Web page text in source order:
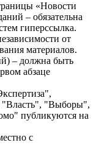
«Новости
– обязательна
гиперссылка.
от
материалов.
– должна быть
абзаце
"Власть", "Выборы",
публикуются на
с